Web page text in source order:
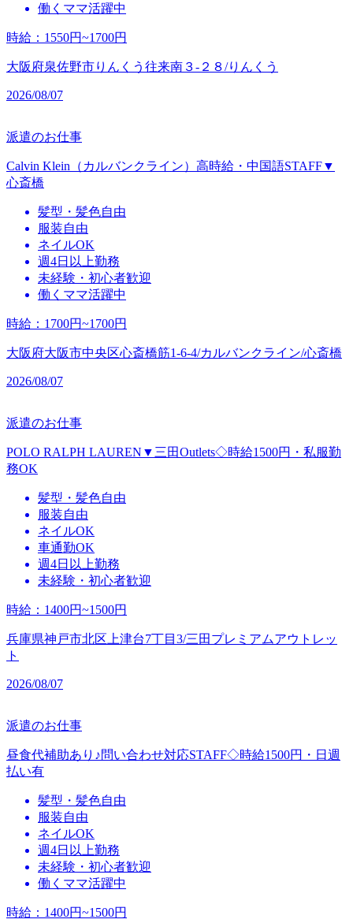
働くママ活躍中
時給 ： 1550円~1700円
大阪府泉佐野市りんくう往来南３‐２８/りんくう
2026/08/07
派遣のお仕事
Calvin Klein（カルバンクライン）高時給・中国語STAFF▼
心斎橋
髪型・髪色自由
服装自由
ネイルOK
週4日以上勤務
未経験・初心者歓迎
働くママ活躍中
時給 ： 1700円~1700円
大阪府大阪市中央区心斎橋筋1-6-4/カルバンクライン/心斎橋
2026/08/07
派遣のお仕事
POLO RALPH LAUREN▼三田Outlets◇時給1500円・私服勤
務OK
髪型・髪色自由
服装自由
ネイルOK
車通勤OK
週4日以上勤務
未経験・初心者歓迎
時給 ： 1400円~1500円
兵庫県神戸市北区上津台7丁目3/三田プレミアムアウトレッ
ト
2026/08/07
派遣のお仕事
昼食代補助あり♪問い合わせ対応STAFF◇時給1500円・日週
払い有
髪型・髪色自由
服装自由
ネイルOK
週4日以上勤務
未経験・初心者歓迎
働くママ活躍中
時給 ： 1400円~1500円